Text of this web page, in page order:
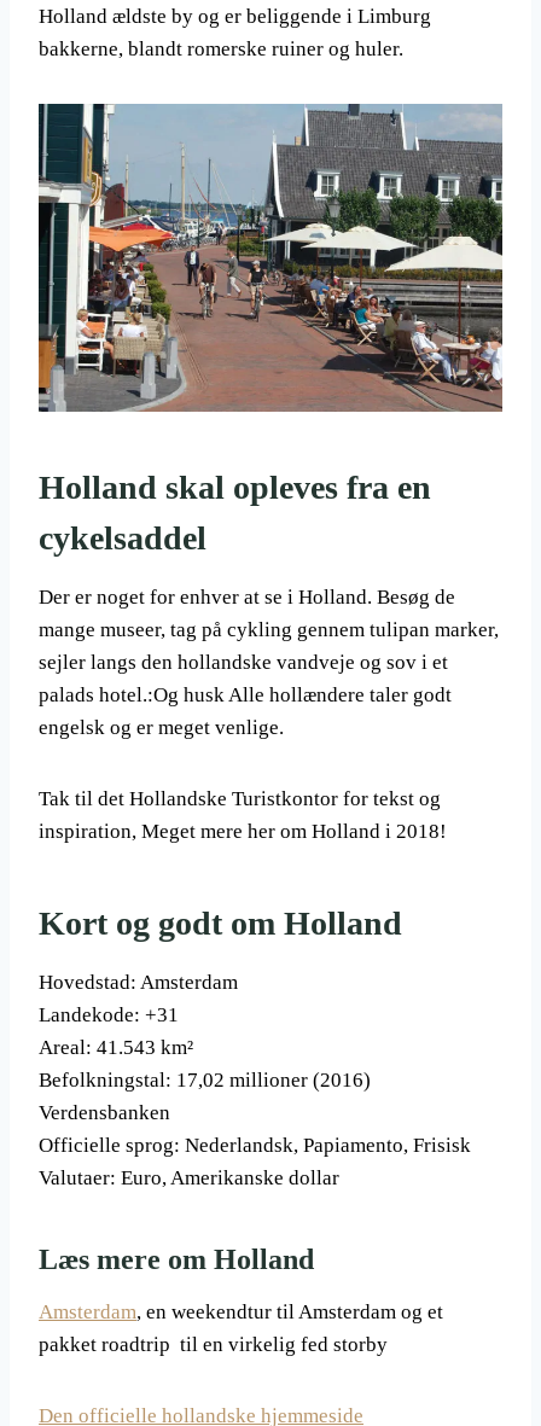
Holland ældste by og er beliggende i Limburg
bakkerne, blandt romerske ruiner og huler.
Holland skal opleves fra en
cykelsaddel
Der er noget for enhver at se i Holland. Besøg de
mange museer, tag på cykling gennem tulipan marker,
sejler langs den hollandske vandveje og sov i et
palads hotel.:Og husk Alle hollændere taler godt
engelsk og er meget venlige.
Tak til det Hollandske Turistkontor for tekst og
inspiration, Meget mere her om Holland i 2018!
Kort og godt om Holland
Hovedstad: Amsterdam
Landekode: +31
Areal: 41.543 km²
Befolkningstal: 17,02 millioner (2016)
Verdensbanken
Officielle sprog: Nederlandsk, Papiamento, Frisisk
Valutaer: Euro, Amerikanske dollar
Læs mere om Holland
Amsterdam, en weekendtur til Amsterdam og et
pakket roadtrip til en virkelig fed storby
Den officielle hollandske hjemmeside